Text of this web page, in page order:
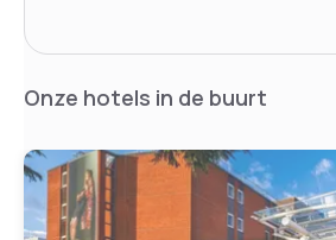
Onze hotels in de buurt